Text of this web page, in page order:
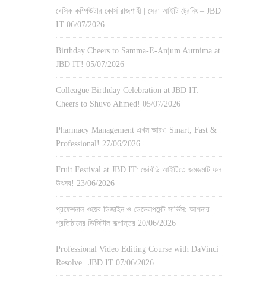
বেসিক কম্পিউটার কোর্স রাজশাহী | সেরা আইটি ট্রেনিং – JBD
IT 06/07/2026
Birthday Cheers to Samma-E-Anjum Aurnima at
JBD IT! 05/07/2026
Colleague Birthday Celebration at JBD IT:
Cheers to Shuvo Ahmed! 05/07/2026
Pharmacy Management এখন আরও Smart, Fast &
Professional! 27/06/2026
Fruit Festival at JBD IT: জেবিডি আইটিতে জমজমাট ফল
উৎসব! 23/06/2026
প্রফেশনাল ওয়েব ডিজাইন ও ডেভেলপমেন্ট সার্ভিস: আপনার
প্রতিষ্ঠানের ডিজিটাল রূপান্তর 20/06/2026
Professional Video Editing Course with DaVinci
Resolve | JBD IT 07/06/2026